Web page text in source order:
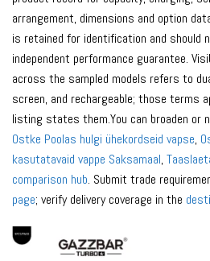
arrangement, dimensions and option
is retained for identification and should
independent performance guarantee.
across the sampled models refers to
screen, and rechargeable; those terms
listing states them.You can broaden or
Ostke Poolas hulgi ühekordseid vapse,
kasutatavaid vappe Saksamaal,
comparison hub. Submit trade
page; verify delivery coverage in the